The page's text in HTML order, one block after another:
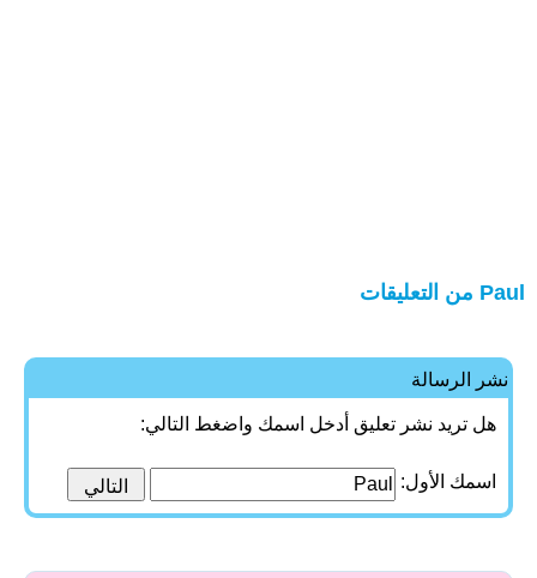
Paul من التعليقات
نشر الرسالة
هل تريد نشر تعليق أدخل اسمك واضغط التالي:
اسمك الأول: